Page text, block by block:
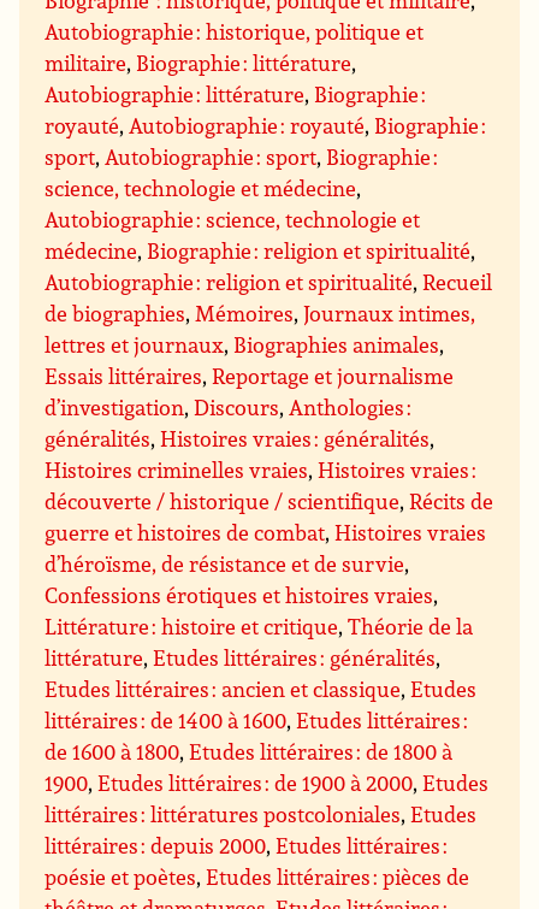
Autobiographie : historique, politique et
militaire, Biographie : littérature,
Autobiographie : littérature, Biographie :
royauté,Autobiographie : royauté, Biographie :
sport,Autobiographie : sport, Biographie :
science, technologie et médecine,
Autobiographie : science, technologie et
médecine, Biographie : religion et spiritualité,
Autobiographie : religion et spiritualité,Recueil
de biographies,Mémoires,Journaux intimes,
lettres et journaux, Biographies animales,
Essais littéraires,Reportage et journalisme
d’investigation,Discours,Anthologies :
généralités,Histoires vraies : généralités,
Histoires criminelles vraies,Histoires vraies :
découverte / historique / scientifique,Récits de
guerre et histoires de combat,Histoires vraies
d’héroïsme, de résistance et de survie,
Confessions érotiques et histoires vraies,
Littérature : histoire et critique,Théorie de la
littérature,Etudes littéraires : généralités,
Etudes littéraires : ancien et classique,Etudes
littéraires : de 1400 à 1600,Etudes littéraires :
de 1600 à 1800,Etudes littéraires : de 1800 à
1900,Etudes littéraires : de 1900 à 2000,Etudes
littéraires : littératures postcoloniales,Etudes
littéraires : depuis 2000,Etudes littéraires :
poésie et poètes,Etudes littéraires : pièces de